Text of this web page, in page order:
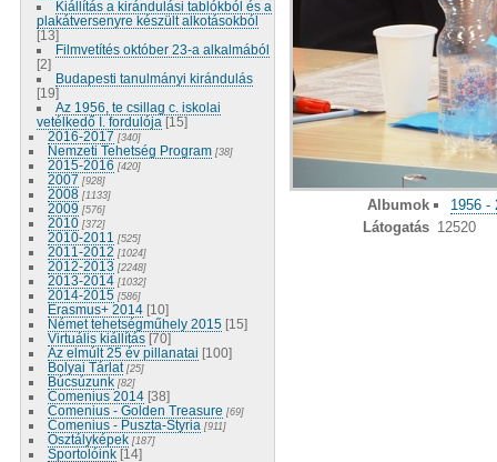
Kiállítás a kirándulási tablókból és a
plakátversenyre készült alkotásokból
[13]
Filmvetítés október 23-a alkalmából
[2]
Budapesti tanulmányi kirándulás
[19]
Az 1956, te csillag c. iskolai
vetélkedő I. fordulója [15]
2016-2017 [340]
Nemzeti Tehetség Program [38]
2015-2016 [420]
2007 [928]
2008 [1133]
2009 [576]
2010 [372]
2010-2011 [525]
2011-2012 [1024]
2012-2013 [2248]
2013-2014 [1032]
2014-2015 [586]
Erasmus+ 2014 [10]
Német tehetségműhely 2015 [15]
Virtuális kiállítás [70]
Az elmúlt 25 év pillanatai [100]
Bolyai Tárlat [25]
Búcsúzunk [82]
Comenius 2014 [38]
Comenius - Golden Treasure [69]
Comenius - Puszta-Styria [911]
Osztályképek [187]
Sportolóink [14]
Albumok
1956 -
Látogatás 12520